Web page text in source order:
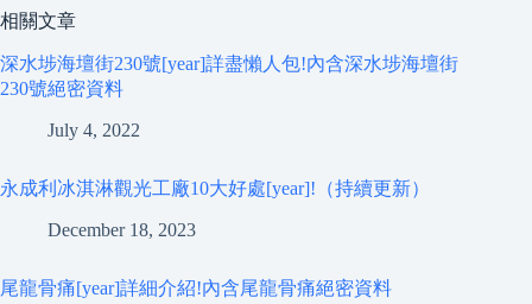
相關文章
深水埗海壇街230號[year]詳盡懶人包!內含深水埗海壇街
230號絕密資料
July 4, 2022
永成利冰淇淋觀光工廠10大好處[year]!（持續更新）
December 18, 2023
尾龍骨痛[year]詳細介紹!內含尾龍骨痛絕密資料